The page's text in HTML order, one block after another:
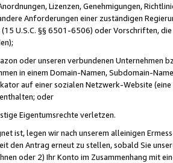
Lizenzen, Genehmigungen,
Anforderungen einer zuständigen
U.S.C. §§ 6501-6506) oder Vorschriften,
oder unseren verbundenen Unternehmen
in einem Domain-Namen, Subdomain-
auf einer sozialen Netzwerk-Website
oder
Eigentumsrechte verletzen.
ist, legen wir nach unserem alleinigen
den Antrag erneut zu stellen, sobald Sie
oder 2) Ihr Konto im Zusammenhang mit